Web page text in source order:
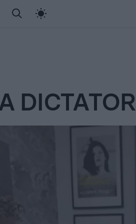
Most Wanted
DICTATOR